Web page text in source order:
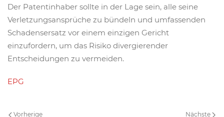
Der Patentinhaber sollte in der Lage sein, alle seine
Verletzungsansprüche zu bündeln und umfassenden
Schadensersatz vor einem einzigen Gericht
einzufordern, um das Risiko divergierender
Entscheidungen zu vermeiden.
EPG
Vorherige Nächste